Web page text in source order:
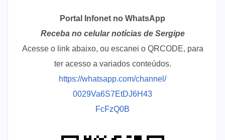
Portal Infonet no WhatsApp
Receba no celular notícias de Sergipe
Acesse o link abaixo, ou escanei o QRCODE, para
ter acesso a variados conteúdos.
https://whatsapp.com/channel/
0029Va6S7EtDJ6H43
FcFzQ0B